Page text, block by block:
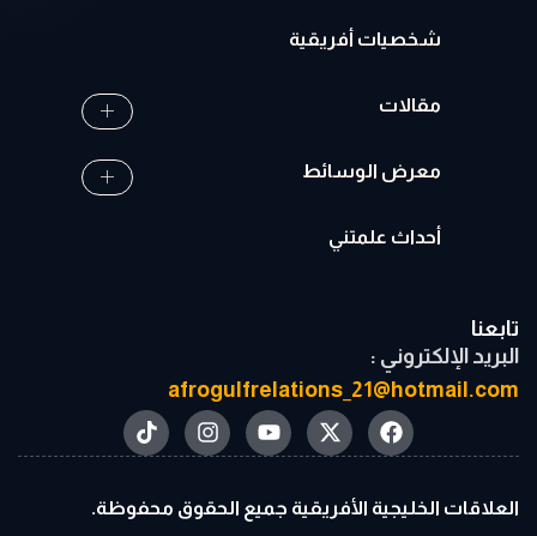
شخصيات أفريقية
مقالات
معرض الوسائط
أحداث علمتني
تابعنا
البريد الإلكتروني :
afrogulfrelations_21@hotmail.com
العلاقات الخليجية الأفريقية جميع الحقوق محفوظة.